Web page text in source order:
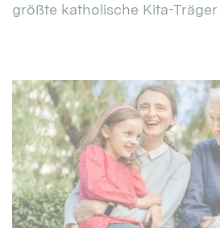
größte katholische Kita-Träger